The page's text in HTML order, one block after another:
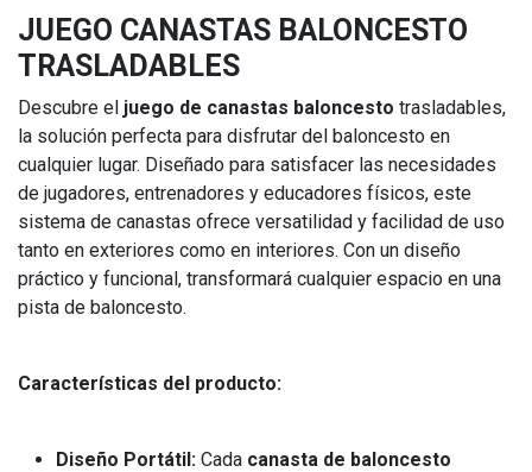
JUEGO CANASTAS BALONCESTO
TRASLADABLES
Descubre el juego de canastas baloncesto trasladables,
la solución perfecta para disfrutar del baloncesto en
cualquier lugar. Diseñado para satisfacer las necesidades
de jugadores, entrenadores y educadores físicos, este
sistema de canastas ofrece versatilidad y facilidad de uso
tanto en exteriores como en interiores. Con un diseño
práctico y funcional, transformará cualquier espacio en una
pista de baloncesto.
Características del producto:
Diseño Portátil: Cada canasta de baloncesto